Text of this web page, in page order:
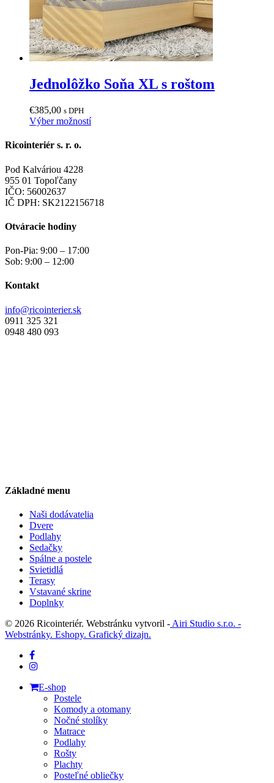
Jednolôžko Soňa XL s roštom
€385,00 s DPH
Výber možnostíTento
môžete
vybrať
Ricointeriér s. r. o.
Pod Kalváriou 4228
955 01 Topoľčany
IČO: 56002637
IČ DPH: SK2122156718
Otváracie hodiny
Pon-Pia: 9:00 – 17:00
Sob: 9:00 – 12:00
Kontakt
info@ricointerier.sk
0911 325 321
0948 480 093
Základné menu
Naši dodávatelia
Dvere
Podlahy
Sedačky
Spálne a postele
Svietidlá
Terasy
Vstavané skrine
Doplnky
© 2026 Ricointeriér. Webstránku vytvoril - Airi Studio s.r.o. -
Webstránky. Eshopy. Grafický dizajn.
facebook
instagram
Close
E-shop
Postele
Komody a otomany
Nočné stolíky
Matrace
Podlahy
Rošty
Plachty
Posteľné obliečky